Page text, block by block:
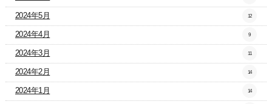
2024年5月 12
2024年4月 9
2024年3月 11
2024年2月 14
2024年1月 14